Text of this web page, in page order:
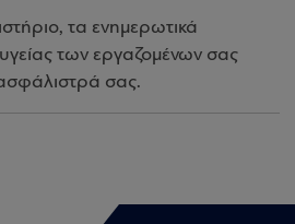
τα ενημερωτικά
υγείας των εργαζομένων σας
σας.